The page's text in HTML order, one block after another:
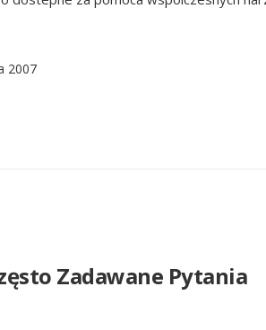
2007
Zadawane Pytania